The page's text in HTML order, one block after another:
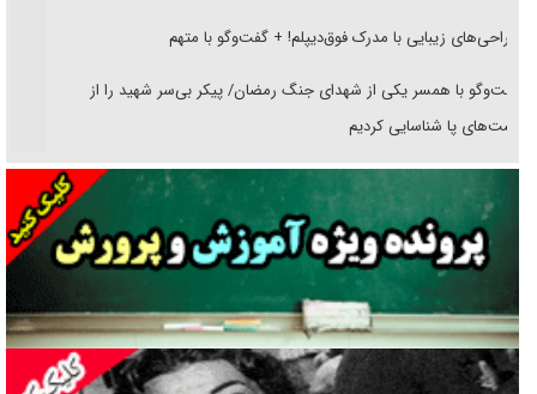
جراحی‌های زیبایی با مدرک فوق‌دیپلم! + گفت‌وگو با متهم
گفت‌وگو با همسر یکی از شهدای جنگ رمضان/ پیکر بی‌سر شهید را از
انگشت‌های پا شناسایی کردیم
نسلی که آنلاین الگو می‌گیرد
گفت‌وگو با آیت‌الله جاودان/ جفای مخالفان مکانت معنوی رهبر شهید را
ارتقا می‌داد
راننده مست به قانون می‌خندد
همه آقای دوربینی شده‌ایم!